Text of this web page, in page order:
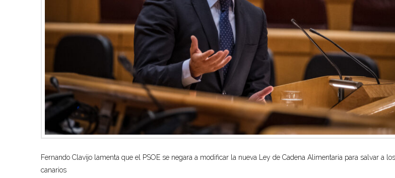
Fernando Clavijo lamenta que el PSOE se negara a modificar la nueva Ley de Cadena Alimentaria para salvar a
canarios